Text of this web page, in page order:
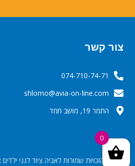
צור קשר
074-710-74-71
‬‬‬shlomo@avia-on-line.com‬
התמר 19, מושב חמד
© כל הזכויות שמורות לאביה ציוד לגני ילדים 2022
0